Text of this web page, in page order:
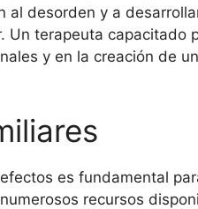
al desorden y a
Un terapeuta capacitado
y en la creación de
es fundamental
recursos